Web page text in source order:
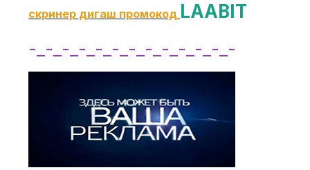
скринер дигаш промокод LAABIT
-_-_-_-_-_-_-_-_-_-_-_-_-